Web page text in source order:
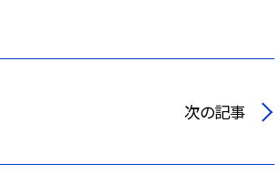
次の記事